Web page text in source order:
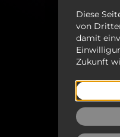
Diese
von
damit
Zukunft